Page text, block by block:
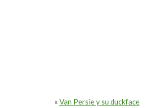
« Van Persie y su duckface